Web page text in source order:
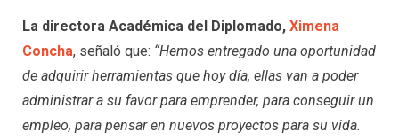
La directora Académica del Diplomado, Ximena
Concha, señaló que: “Hemos entregado una oportunidad
de adquirir herramientas que hoy día, ellas van a poder
administrar a su favor para emprender, para conseguir un
empleo, para pensar en nuevos proyectos para su vida.